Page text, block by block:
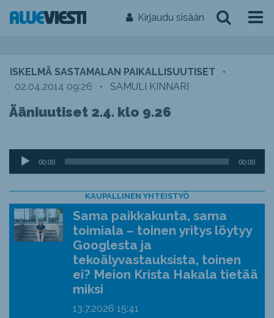
Kirjaudu sisään
ISKELMÄ SASTAMALAN PAIKALLISUUTISET
•
02.04.2014 09:26
• SAMULI KINNARI
Ääniuutiset 2.4. klo 9.26
Äänitoistin
00:00 00:00
KAUPALLINEN YHTEISTYÖ
Sama paikkakunta, sama
toimiala – toinen yritys löytyy
Googlesta ja
tekoälyvastauksista, toinen
ei? Meion Krista Hakala tietää
miksi
13.7.2026 15:41